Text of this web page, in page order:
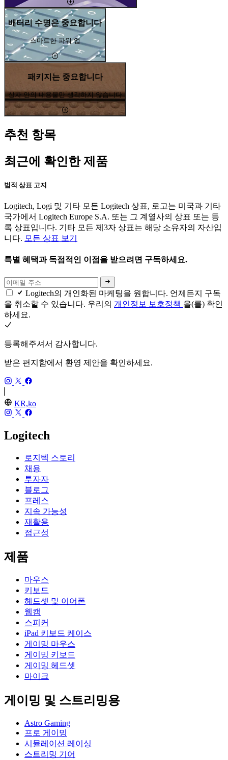
배터리 수명은 중요합니다
스마트한 파워 업
패키지는 중요합니다
상자 안의 내용물만 생각하지 않습니다
추천 항목
최근에 확인한 제품
법적 상표 고지
Logitech, Logi 및 기타 모든 Logitech 상표, 로고는 미국과 기타
국가에서 Logitech Europe S.A. 또는 그 계열사의 상표 또는 등
록 상표입니다. 기타 모든 제3자 상표는 해당 소유자의 자산입
니다. 모든 상표 보기
특별 혜택과 독점적인 이점을 받으려면 구독하세요.
Logitech의 개인화된 마케팅을 원합니다. 언제든지 구독
을 취소할 수 있습니다. 우리의 개인정보 보호정책 을(를) 확인
하세요.
등록해주셔서 감사합니다.
받은 편지함에서 환영 제안을 확인하세요.
KR,ko
Logitech
로지텍 스토리
채용
투자자
블로그
프레스
지속 가능성
재활용
접근성
제품
마우스
키보드
헤드셋 및 이어폰
웹캠
스피커
iPad 키보드 케이스
게이밍 마우스
게이밍 키보드
게이밍 헤드셋
마이크
게이밍 및 스트리밍용
Astro Gaming
프로 게이밍
시뮬레이션 레이싱
스트리밍 기어